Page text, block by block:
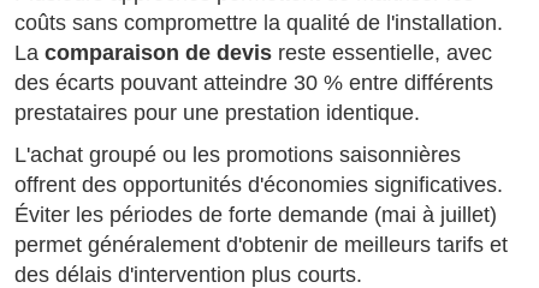
coûts sans compromettre la qualité de l'installation.
La comparaison de devis reste essentielle, avec
des écarts pouvant atteindre 30 % entre différents
prestataires pour une prestation identique.
L'achat groupé ou les promotions saisonnières
offrent des opportunités d'économies significatives.
Éviter les périodes de forte demande (mai à juillet)
permet généralement d'obtenir de meilleurs tarifs et
des délais d'intervention plus courts.